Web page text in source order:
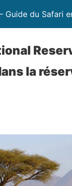
Guide du Safari
la